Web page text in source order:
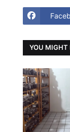
YOU MIGHT